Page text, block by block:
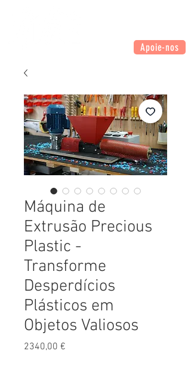
Apoie-nos
Máquina de
Extrusão Precious
Plastic -
Transforme
Desperdícios
Plásticos em
Objetos Valiosos
2340,00 €